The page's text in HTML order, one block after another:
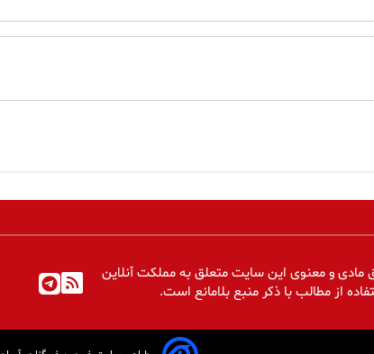
مادی و معنوی این سایت متعلق به مملکت آنلاین
از مطالب با ذکر منبع بلامانع است.